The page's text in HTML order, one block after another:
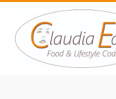
Skip
content